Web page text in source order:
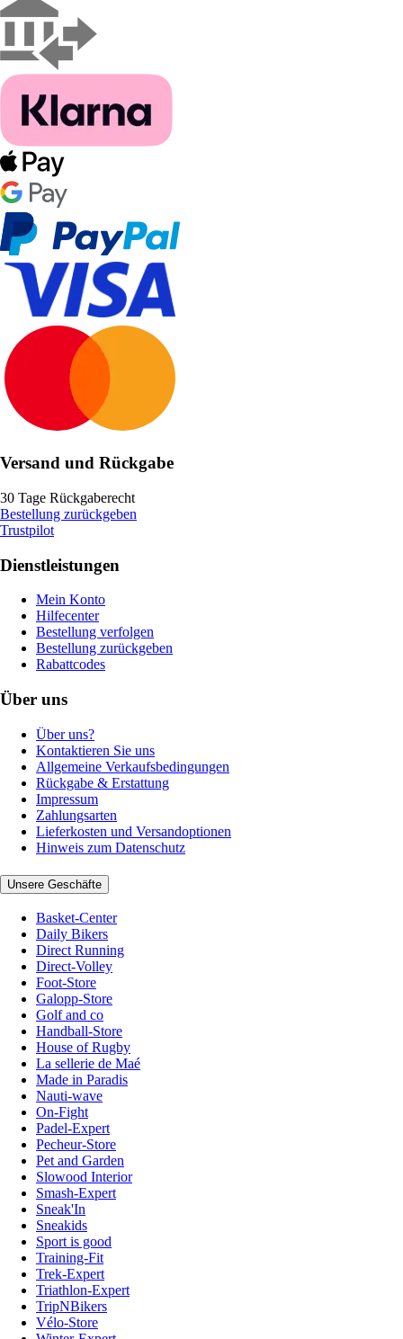
Versand und Rückgabe
30 Tage Rückgaberecht
Bestellung zurückgeben
Trustpilot
Dienstleistungen
Mein Konto
Hilfecenter
Bestellung verfolgen
Bestellung zurückgeben
Rabattcodes
Über uns
Über uns?
Kontaktieren Sie uns
Allgemeine Verkaufsbedingungen
Rückgabe & Erstattung
Impressum
Zahlungsarten
Lieferkosten und Versandoptionen
Hinweis zum Datenschutz
Unsere Geschäfte
Basket-Center
Daily Bikers
Direct Running
Direct-Volley
Foot-Store
Galopp-Store
Golf and co
Handball-Store
House of Rugby
La sellerie de Maé
Made in Paradis
Nauti-wave
On-Fight
Padel-Expert
Pecheur-Store
Pet and Garden
Slowood Interior
Smash-Expert
Sneak'In
Sneakids
Sport is good
Training-Fit
Trek-Expert
Triathlon-Expert
TripNBikers
Vélo-Store